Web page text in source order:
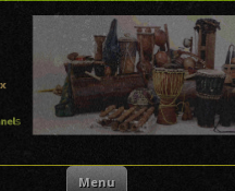
ESSINDI
Menu Skip to content